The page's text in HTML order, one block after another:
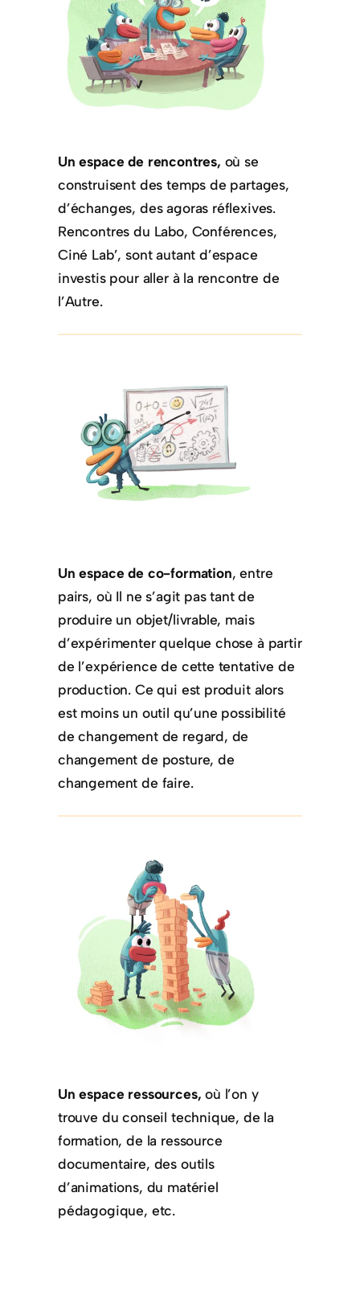
Un espace de rencontres, où se
construisent des temps de partages,
d’échanges, des agoras réflexives.
Rencontres du Labo, Conférences,
Ciné Lab’, sont autant d’espace
investis pour aller à la rencontre de
l’Autre.
Un espace de co-formation, entre
pairs, où Il ne s’agit pas tant de
produire un objet/livrable, mais
d’expérimenter quelque chose à partir
de l’expérience de cette tentative de
production. Ce qui est produit alors
est moins un outil qu’une possibilité
de changement de regard, de
changement de posture, de
changement de faire.
Un espace ressources, où l’on y
trouve du conseil technique, de la
formation, de la ressource
documentaire, des outils
d’animations, du matériel
pédagogique, etc.